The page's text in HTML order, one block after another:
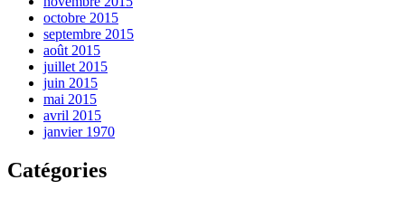
octobre 2015
septembre 2015
août 2015
juillet 2015
juin 2015
mai 2015
avril 2015
janvier 1970
Catégories